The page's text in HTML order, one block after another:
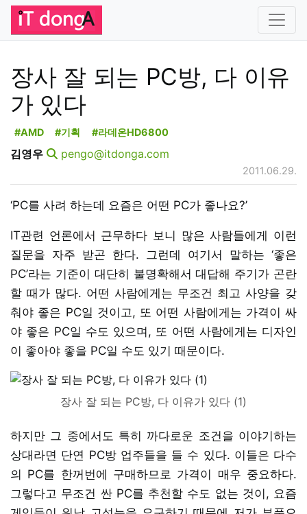
장사 잘 되는 PC방, 다 이유
가 있다
#AMD #기획 #라데온HD6800
김영우 pengo@itdonga.com
2011.06.29.
‘PC를 사려 하는데 요즘은 어떤 PC가 좋나요?’
IT관련 언론에서 근무하다 보니 많은 사람들에게 이런
질문을 자주 받곤 한다. 그런데 여기서 말하는 ‘좋은
PC’라는 기준이 대단히 불명확해서 대답해 주기가 곤란
할 때가 많다. 어떤 사람에게는 무조건 최고 사양을 갖
춰야 좋은 PC일 것이고, 또 어떤 사람에게는 가격이 싸
야 좋은 PC일 수도 있으며, 또 어떤 사람에게는 디자인
이 좋아야 좋을 PC일 수도 있기 때문이다.
장사 잘 되는 PC방, 다 이유가 있다 (1)
하지만 그 중에서도 특히 까다로운 조건을 이야기하는
상대라면 단연 PC방 업주들을 들 수 있다. 이들은 다수
의 PC를 한꺼번에 구매하므로 가격이 매우 중요하다.
그렇다고 무조건 싼 PC를 추천할 수도 없는 것이, 요즘